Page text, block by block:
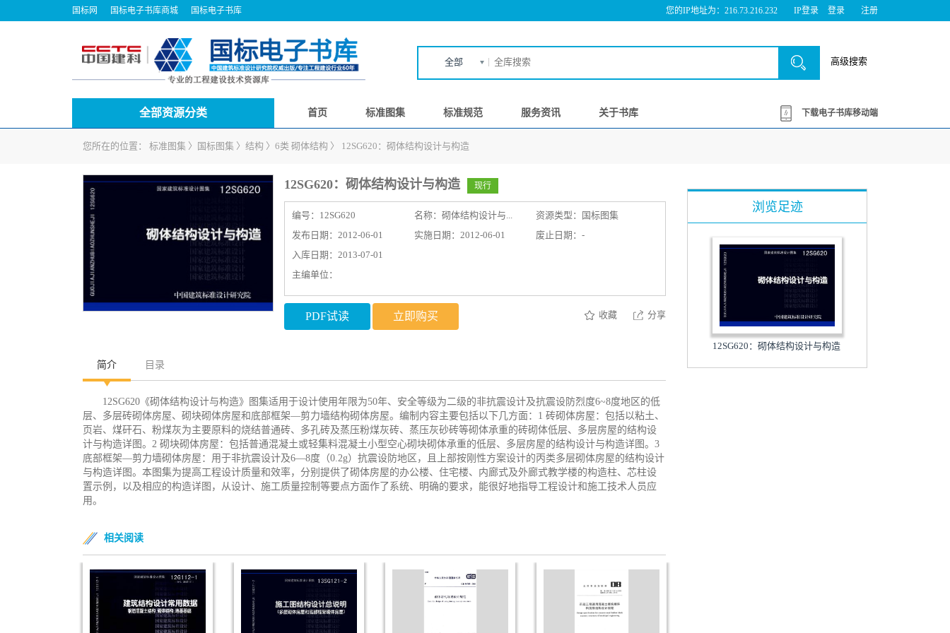
国标网 国标电子书库商城 国标电子书库 您的IP地址为：216.73.216.232 IP登录 登录 注册
全部 高级搜索
全部资源分类 首页 标准图集 标准规范 服务资讯 关于书库 下载电子书库移动端
您所在的位置： 标准图集 〉 国标图集 〉 结构 〉 6类 砌体结构 〉 12SG620：砌体结构设计与构造
12SG620：砌体结构设计与构造 现行
编号： 12SG620 名称： 砌体结构设计与...
资源类型：国标图集
发布日期：2012-06-01
实施日期：2012-06-01
废止日期：-
入库日期：2013-07-01
主编单位：
PDF试读 立即购买 收藏 分享
简介 目录
12SG620《砌体结构设计与构造》图集适用于设计使用年限为50年、安全等级为二级的非抗震设计及抗震设防烈度6~8度地区的低
层、多层砖砌体房屋、砌块砌体房屋和底部框架—剪力墙结构砌体房屋。编制内容主要包括以下几方面：1 砖砌体房屋：包括以粘土、
页岩、煤矸石、粉煤灰为主要原料的烧结普通砖、多孔砖及蒸压粉煤灰砖、蒸压灰砂砖等砌体承重的砖砌体低层、多层房屋的结构设
计与构造详图。2 砌块砌体房屋：包括普通混凝土或轻集料混凝土小型空心砌块砌体承重的低层、多层房屋的结构设计与构造详图。3
底部框架—剪力墙砌体房屋：用于非抗震设计及6—8度（0.2g）抗震设防地区，且上部按刚性方案设计的丙类多层砌体房屋的结构设计
与构造详图。本图集为提高工程设计质量和效率，分别提供了砌体房屋的办公楼、住宅楼、内廊式及外廊式教学楼的构造柱、芯柱设
置示例，以及相应的构造详图，从设计、施工质量控制等要点方面作了系统、明确的要求，能很好地指导工程设计和施工技术人员应
用。
相关阅读
浏览足迹
12SG620：砌体结构设计与构造